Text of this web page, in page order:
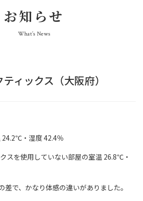
お知らせ
What’s News
ィックス（大阪府）
24.2℃・湿度 42.4％
スを使用していない部屋の室温 26.8℃・
で、かなり体感の違いがありました。